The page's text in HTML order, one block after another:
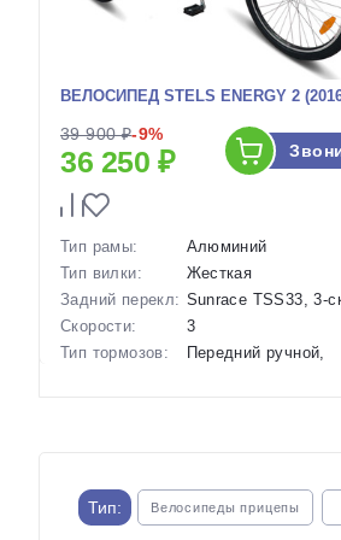
ВЕЛОСИПЕД STELS ENERGY 2
39 900 ₽-9%
36 250 ₽
Тип рамы:
Алюминий
Тип вилки:
Жесткая
Задний перекл: Sunrace TSS33, 3-
Скорости:
3
Тип тормозов:
Передний ручной,
Тип: Велосипеды прицепы